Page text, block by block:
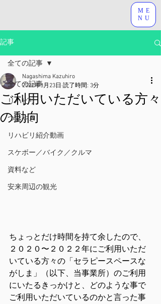
ME
NU
記事
全ての記事
リハビリ
つぶやき
リハビリ紹介動画
スケボー／バイク／クルマ
資料など
安来周辺の観光
全ての記事
ご利用いただいている方々
の動向
Nagashima Kazuhiro
2022年3月23日 読了時間: 3分
ちょっとだけ時間を持て余したので、
２０２０〜２０２２年にご利用いただ
いている方々の「セラピースペースな
がしま」（以下、当事業所）のご利用
にいたるきっかけと、どのような事で
ご利用いただいているのかと言った事